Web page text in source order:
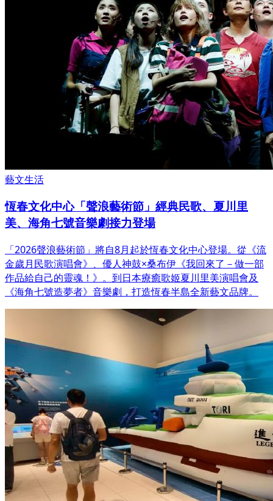
藝文生活
恆春文化中心「聲浪藝術節」經典民歌、夏川里
美、海角七號音樂劇接力登場
「2026聲浪藝術節」將自8月起於恆春文化中心登場。從《流
金歲月民歌演唱會》、優人神鼓×桑布伊《我回來了－做一部
作品給自己的靈魂！》。到日本療癒歌姬夏川里美演唱會及
《海角七號造夢者》音樂劇，打造恆春半島全新藝文品牌。